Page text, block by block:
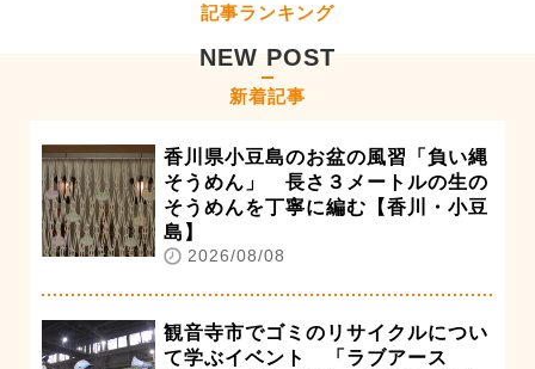
記事ランキング
NEW POST
新着記事
香川県小豆島のお盆の風習「負い縄
そうめん」 長さ３メートルの生の
そうめんを丁寧に編む【香川・小豆
島】
2026/08/08
観音寺市でゴミのリサイクルについ
て学ぶイベント 「ラブアース